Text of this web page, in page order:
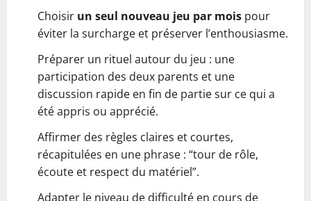
Choisir un seul nouveau jeu par mois pour
éviter la surcharge et préserver l’enthousiasme.
Préparer un rituel autour du jeu : une
participation des deux parents et une
discussion rapide en fin de partie sur ce qui a
été appris ou apprécié.
Affirmer des règles claires et courtes,
récapitulées en une phrase : “tour de rôle,
écoute et respect du matériel”.
Adapter le niveau de difficulté en cours de